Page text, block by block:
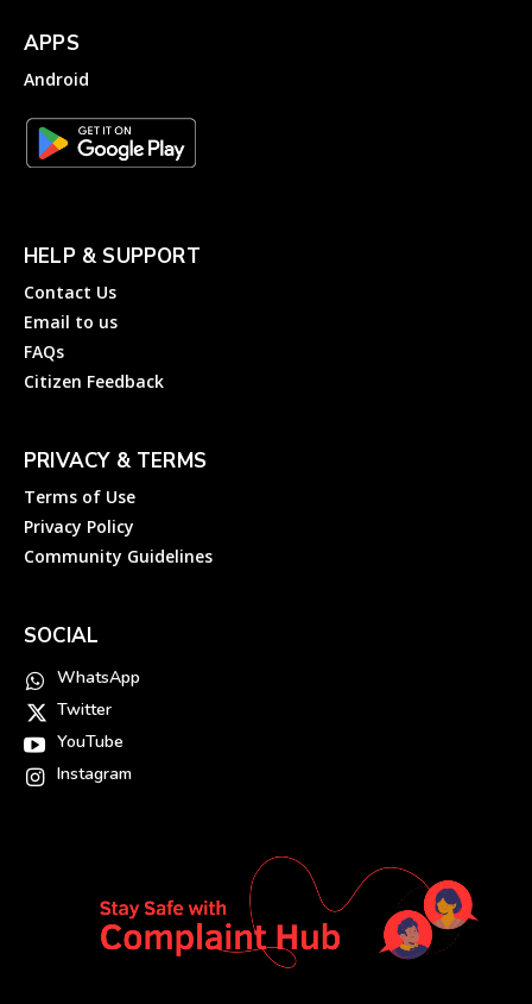
APPS
Android
HELP & SUPPORT
Contact Us
Email to us
FAQs
Citizen Feedback
PRIVACY & TERMS
Terms of Use
Privacy Policy
Community Guidelines
SOCIAL
WhatsApp
Twitter
YouTube
Instagram